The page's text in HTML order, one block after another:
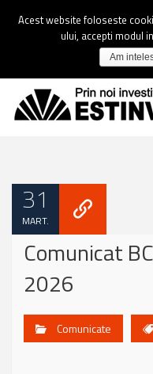
31
MART.
Comunicat
2026
Comunicate
Acest website foloseste
ului, accepti modul
Am